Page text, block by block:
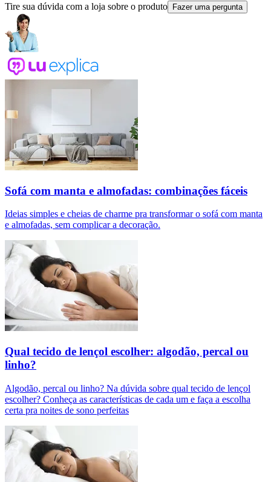
Tire sua dúvida com a loja sobre o produto Fazer uma pergunta
Sofá com manta e almofadas: combinações fáceis
Ideias simples e cheias de charme pra transformar o sofá com manta
e almofadas, sem complicar a decoração.
Qual tecido de lençol escolher: algodão, percal ou
linho?
Algodão, percal ou linho? Na dúvida sobre qual tecido de lençol
escolher? Conheça as características de cada um e faça a escolha
certa pra noites de sono perfeitas